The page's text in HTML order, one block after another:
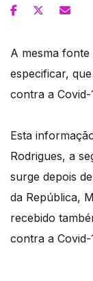
A mesma
especificar,
contra a
Esta
Rodrigues, a
surge depois
da República,
recebido
contra a